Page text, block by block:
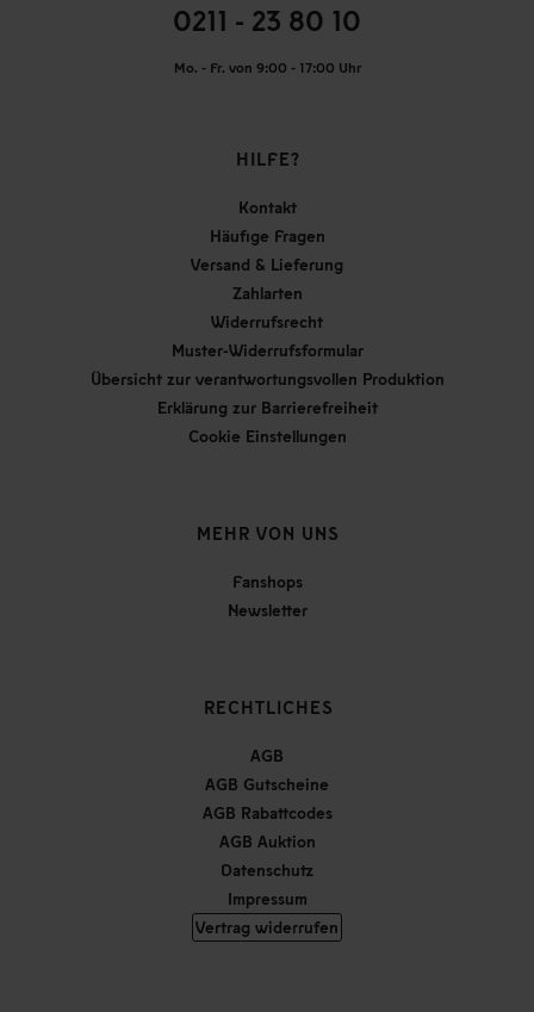
0211 - 23 80 10
Mo. - Fr. von 9:00 - 17:00 Uhr
HILFE?
Kontakt
Häufige Fragen
Versand & Lieferung
Zahlarten
Widerrufsrecht
Muster-Widerrufsformular
Übersicht zur verantwortungsvollen Produktion
Erklärung zur Barrierefreiheit
Cookie Einstellungen
MEHR VON UNS
Fanshops
Newsletter
RECHTLICHES
AGB
AGB Gutscheine
AGB Rabattcodes
AGB Auktion
Datenschutz
Impressum
Vertrag widerrufen